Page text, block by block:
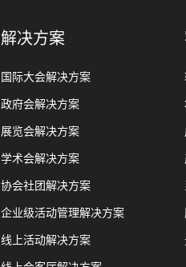
解决方案
国际大会解决方案
政府会解决方案
展览会解决方案
学术会解决方案
协会社团解决方案
企业级活动管理解决方案
线上活动解决方案